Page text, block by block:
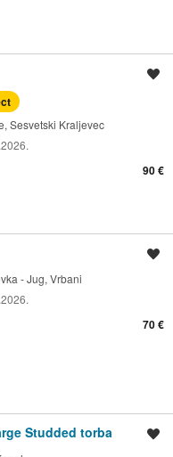
Sesvetski Kraljevec
90 €
- Jug, Vrbani
70 €
Studded torba